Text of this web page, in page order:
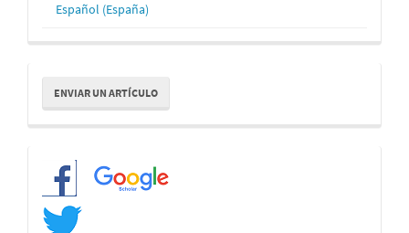
Español (España)
Enviar
un
artículo
ENVIAR UN ARTÍCULO
Redes